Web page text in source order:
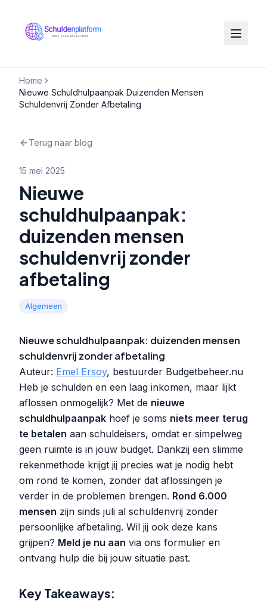
Home
Nieuwe Schuldhulpaanpak Duizenden Mensen
Schuldenvrij Zonder Afbetaling
Terug naar blog
15 mei 2025
Nieuwe
schuldhulpaanpak:
duizenden mensen
schuldenvrij zonder
afbetaling
Algemeen
Nieuwe schuldhulpaanpak: duizenden mensen
schuldenvrij zonder afbetaling
Auteur: Emel Ersoy, bestuurder Budgetbeheer.nu
Heb je schulden en een laag inkomen, maar lijkt
aflossen onmogelijk? Met de nieuwe
schuldhulpaanpak hoef je soms niets meer terug
te betalen aan schuldeisers, omdat er simpelweg
geen ruimte is in jouw budget. Dankzij een slimme
rekenmethode krijgt jij precies wat je nodig hebt
om rond te komen, zonder dat aflossingen je
verder in de problemen brengen. Rond 6.000
mensen zijn sinds juli al schuldenvrij zonder
persoonlijke afbetaling. Wil jij ook deze kans
grijpen? Meld je nu aan via ons formulier en
ontvang hulp die bij jouw situatie past.
Key Takeaways: